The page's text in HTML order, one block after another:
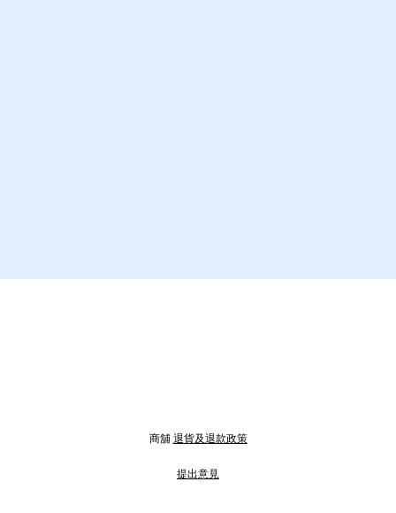
商舖 退貨及退款政策
提出意見